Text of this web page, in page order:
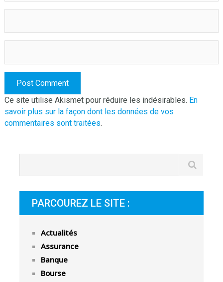
Ce site utilise Akismet pour réduire les indésirables. En
savoir plus sur la façon dont les données de vos
commentaires sont traitées.
PARCOUREZ LE SITE :
Actualités
Assurance
Banque
Bourse